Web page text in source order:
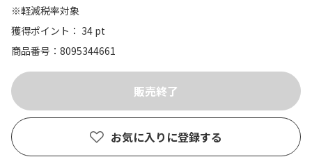
※軽減税率対象
獲得ポイント： 34 pt
商品番号
8095344661
お気に入りに登録する